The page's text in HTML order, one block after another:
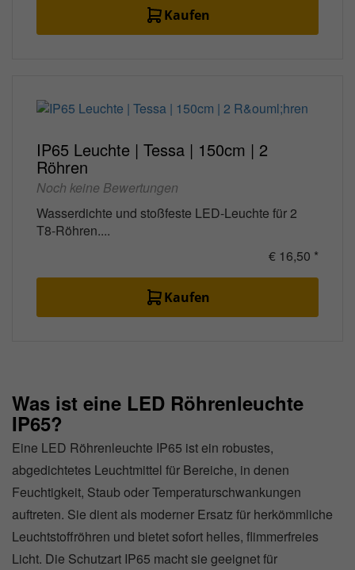
Kaufen
IP65 Leuchte | Tessa | 150cm | 2
Röhren
Noch keine Bewertungen
Wasserdichte und stoßfeste LED-Leuchte für 2
T8-Röhren....
€ 16,50 *
Kaufen
Was ist eine LED Röhrenleuchte
IP65?
Eine LED Röhrenleuchte IP65 ist ein robustes,
abgedichtetes Leuchtmittel für Bereiche, in denen
Feuchtigkeit, Staub oder Temperaturschwankungen
auftreten. Sie dient als moderner Ersatz für herkömmliche
Leuchtstoffröhren und bietet sofort helles, flimmerfreies
Licht. Die Schutzart IP65 macht sie geeignet für